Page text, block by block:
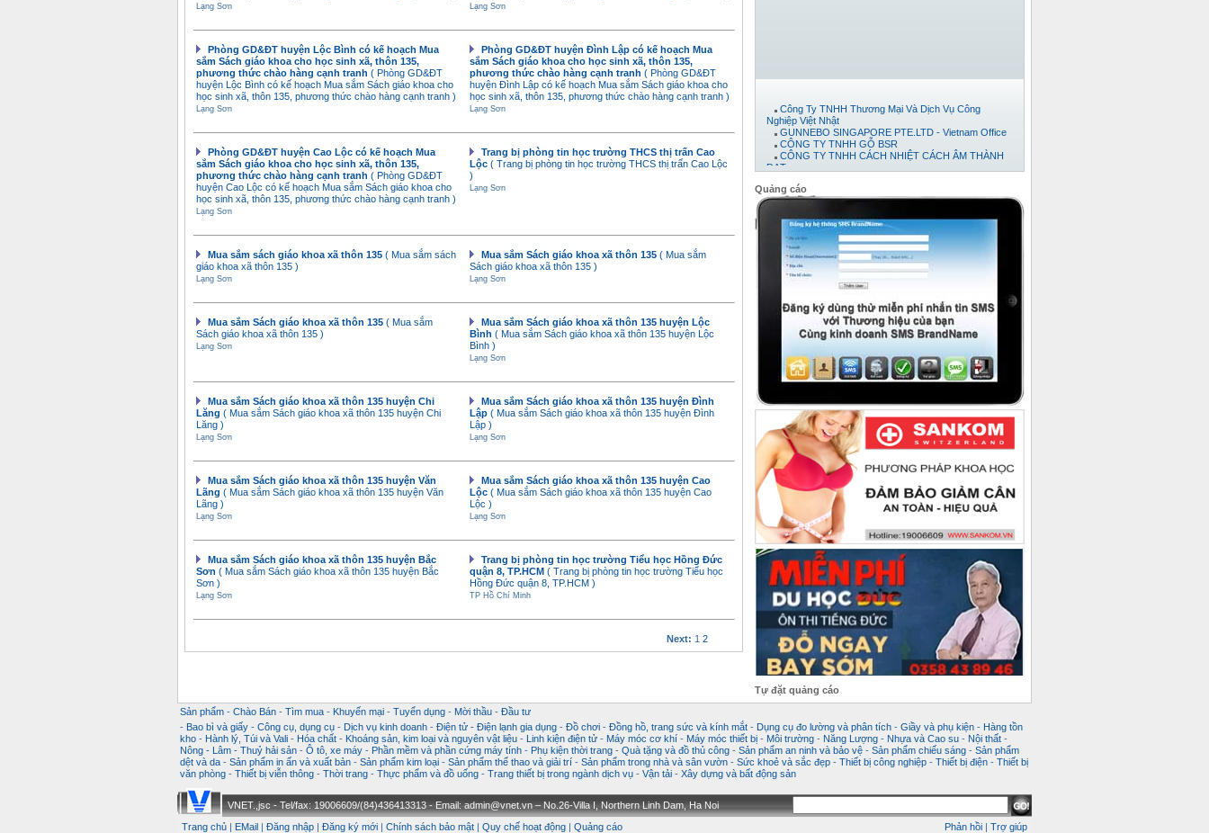
Lạng Sơn Lạng Sơn
Phòng GD&ĐT huyện Lộc Bình có kế hoạch Mua
sắm Sách giáo khoa cho học sinh xã, thôn 135,
phương thức chào hàng cạnh tranh ( Phòng GD&ĐT
huyện Lộc Bình có kế hoạch Mua sắm Sách giáo khoa cho
học sinh xã, thôn 135, phương thức chào hàng cạnh tranh )
Lạng Sơn
Phòng GD&ĐT huyện Đình Lập có kế hoạch Mua
sắm Sách giáo khoa cho học sinh xã, thôn 135,
phương thức chào hàng cạnh tranh ( Phòng GD&ĐT
huyện Đình Lập có kế hoạch Mua sắm Sách giáo khoa cho
học sinh xã, thôn 135, phương thức chào hàng cạnh tranh )
Lạng Sơn
Phòng GD&ĐT huyện Cao Lộc có kế hoạch Mua
sắm Sách giáo khoa cho học sinh xã, thôn 135,
phương thức chào hàng cạnh tranh ( Phòng GD&ĐT
huyện Cao Lộc có kế hoạch Mua sắm Sách giáo khoa cho
học sinh xã, thôn 135, phương thức chào hàng cạnh tranh )
Lạng Sơn
Trang bị phòng tin học trường THCS thị trấn Cao
Lộc ( Trang bị phòng tin học trường THCS thị trấn Cao Lộc
)
Lạng Sơn
Mua sắm sách giáo khoa xã thôn 135 ( Mua sắm sách
giáo khoa xã thôn 135 )
Lạng Sơn
Mua sắm Sách giáo khoa xã thôn 135 ( Mua sắm
Sách giáo khoa xã thôn 135 )
Lạng Sơn
Mua sắm Sách giáo khoa xã thôn 135 ( Mua sắm
Sách giáo khoa xã thôn 135 )
Lạng Sơn
Mua sắm Sách giáo khoa xã thôn 135 huyện Lộc
Bình ( Mua sắm Sách giáo khoa xã thôn 135 huyện Lộc
Bình )
Lạng Sơn
Mua sắm Sách giáo khoa xã thôn 135 huyện Chi
Lăng ( Mua sắm Sách giáo khoa xã thôn 135 huyện Chi
Lăng )
Lạng Sơn
Mua sắm Sách giáo khoa xã thôn 135 huyện Đình
Lập ( Mua sắm Sách giáo khoa xã thôn 135 huyện Đình
Lập )
Lạng Sơn
Mua sắm Sách giáo khoa xã thôn 135 huyện Văn
Lãng ( Mua sắm Sách giáo khoa xã thôn 135 huyện Văn
Lãng )
Lạng Sơn
Mua sắm Sách giáo khoa xã thôn 135 huyện Cao
Lộc ( Mua sắm Sách giáo khoa xã thôn 135 huyện Cao
Lộc )
Lạng Sơn
Mua sắm Sách giáo khoa xã thôn 135 huyện Bắc
Sơn ( Mua sắm Sách giáo khoa xã thôn 135 huyện Bắc
Sơn )
Lạng Sơn
Trang bị phòng tin học trường Tiểu học Hồng Đức
quận 8, TP.HCM ( Trang bị phòng tin học trường Tiểu học
Hồng Đức quận 8, TP.HCM )
TP Hồ Chí Minh
Next: 1 2
Công Ty TNHH Thương Mại Và Dịch Vụ Công
Nghiệp Việt Nhật
GUNNEBO SINGAPORE PTE.LTD - Vietnam Office
CÔNG TY TNHH GỖ BSR
CÔNG TY TNHH CÁCH NHIỆT CÁCH ÂM THÀNH
ĐẠT
Máy Đếm Tiền Huy Hoàng
Công ty cổ phần thương mại và phát triển thép Việt
CTY TNHH TM-DV XUẤT NHẬP KHẨU TRÍ VIỆT.
PHÁT
CÔNG TY TNHH NỘI THẤT ĐỒNG GIA PHÁT
Công ty TNHH Xuất Nhập Khẩu TH Tân Viễn Đông
Công Ty TNHH Pusico Việt Nam
Công Ty Cổ Phần Công Nghệ Intersys Toàn Cầu
công ty tnhh thương mai dịch vụ kỷ thuật thái anh tài
CÔNG TY TNHH XNK TMDV NGÔI SAO VIỆT
Công Ty TNHH Khoa Học Xanh
Công ty TNHH XNK Quỳnh Thiên Phát
Công ty Cổ phần Kỹ thuật Ý Tưởng
Công Ty TNHH Phát Triển Dự Án Song Nam
CÔNG TY CỔ PHẦN BÊ TÔNG NHẸ ĐÀ NẴNG
Công ty Cổ Phần Bình Vinh
Quảng cáo
Tự đặt quảng cáo
Sản phẩm - Chào Bán - Tìm mua - Khuyến mại - Tuyển dụng - Mời thầu - Đầu tư
- Bao bì và giấy - Công cụ, dụng cụ - Dịch vụ kinh doanh - Điện tử - Điện lạnh gia dụng - Đồ chơi - Đồng hồ, trang sức và kính mắt - Dụng cụ đo lường và phân tích - Giầy và phụ kiện - Hàng tồn
kho - Hành lý, Túi và Vali - Hóa chất - Khoáng sản, kim loại và nguyên vật liệu - Linh kiện điện tử - Máy móc cơ khí - Máy móc thiết bị - Môi trường - Năng Lượng - Nhựa và Cao su - Nội thất -
Nông - Lâm - Thuỷ hải sản - Ô tô, xe máy - Phần mềm và phần cứng máy tính - Phụ kiện thời trang - Quà tặng và đồ thủ công - Sản phẩm an ninh và bảo vệ - Sản phẩm chiếu sáng - Sản phẩm
dệt và da - Sản phẩm in ấn và xuất bản - Sản phẩm kim loại - Sản phẩm thể thao và giải trí - Sản phẩm trong nhà và sân vườn - Sức khoẻ và sắc đẹp - Thiết bị công nghiệp - Thiết bị điện - Thiết bị
văn phòng - Thiết bị viễn thông - Thời trang - Thực phẩm và đồ uống - Trang thiết bị trong ngành dịch vụ - Vận tải - Xây dựng và bất động sản
VNET.,jsc - Tel/fax: 19006609/(84)436413313 - Email: admin@vnet.vn – No.26-Villa I, Northern Linh Dam, Ha Noi
Trang chủ
EMail Đăng nhập Đăng ký mới Chính sách bảo mật Quy chế hoạt động Quảng cáo Phản hồi Trợ giúp